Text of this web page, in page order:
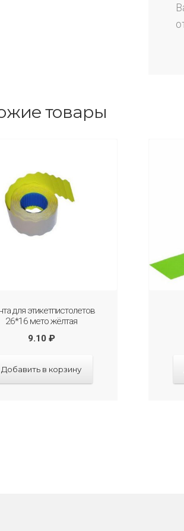
товары
для этикетпистолетов
26*16 мето жёлтая
9.10 ₽
Добавить в корзину